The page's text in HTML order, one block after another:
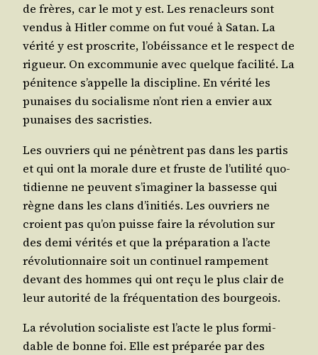
de frères, car le mot y est. Les rena­cleurs sont
ven­dus à Hit­ler comme on fut voué à Satan. La
véri­té y est pros­crite, l’o­béis­sance et le res­pect de
rigueur. On excom­mu­nie avec quelque faci­li­té. La
péni­tence s’ap­pelle la dis­ci­pline. En véri­té les
punaises du socia­lisme n’ont rien a envier aux
punaises des sacristies.
Les ouvriers qui ne pénètrent pas dans les par­tis
et qui ont la morale dure et fruste de l’u­ti­li­té quo­
ti­dienne ne peuvent s’i­ma­gi­ner la bas­sesse qui
règne dans les clans d’i­ni­tiés. Les ouvriers ne
croient pas qu’on puisse faire la révo­lu­tion sur
des demi véri­tés et que la pré­pa­ra­tion a l’acte
révo­lu­tion­naire soit un conti­nuel ram­pe­ment
devant des hommes qui ont reçu le plus clair de
leur auto­ri­té de la fré­quen­ta­tion des bourgeois.
La révo­lu­tion socia­liste est l’acte le plus for­mi­
dable de bonne foi. Elle est pré­pa­rée par des